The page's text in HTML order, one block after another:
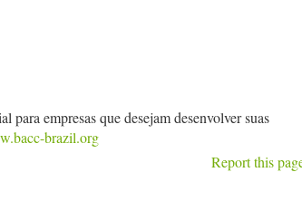
empresas que desejam desenvolver suas
brazil.org
Report this